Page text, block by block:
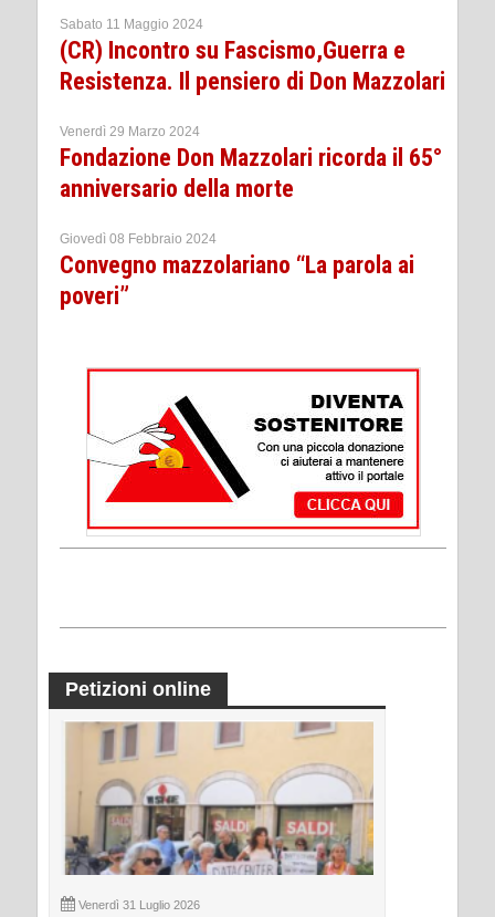
Sabato 11 Maggio 2024
(CR) Incontro su Fascismo,Guerra e
Resistenza. Il pensiero di Don Mazzolari
Venerdì 29 Marzo 2024
Fondazione Don Mazzolari ricorda il 65°
anniversario della morte
Giovedì 08 Febbraio 2024
Convegno mazzolariano “La parola ai
poveri”
Petizioni online
Venerdì 31 Luglio 2026